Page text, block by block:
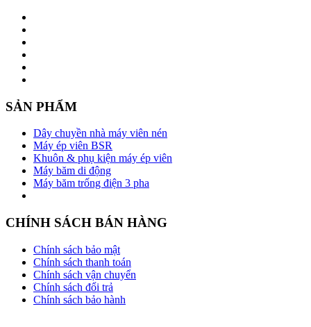
SẢN PHẨM
Dây chuyền nhà máy viên nén
Máy ép viên BSR
Khuôn & phụ kiện máy ép viên
Máy băm di động
Máy băm trống điện 3 pha
CHÍNH SÁCH BÁN HÀNG
Chính sách bảo mật
Chính sách thanh toán
Chính sách vận chuyển
Chính sách đổi trả
Chính sách bảo hành